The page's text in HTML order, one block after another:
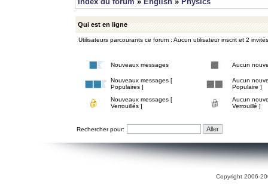
Qui est en ligne
Utilisateurs parcourants ce forum : Aucun utilisateur inscrit et 2 invités
Nouveaux messages Aucun
Nouveaux messages [
Populaires ]
Aucun
Populaire ]
Nouveaux messages [
Verrouillés ]
Aucun
Verrouillé ]
Rechercher pour:
Copyright 2006-